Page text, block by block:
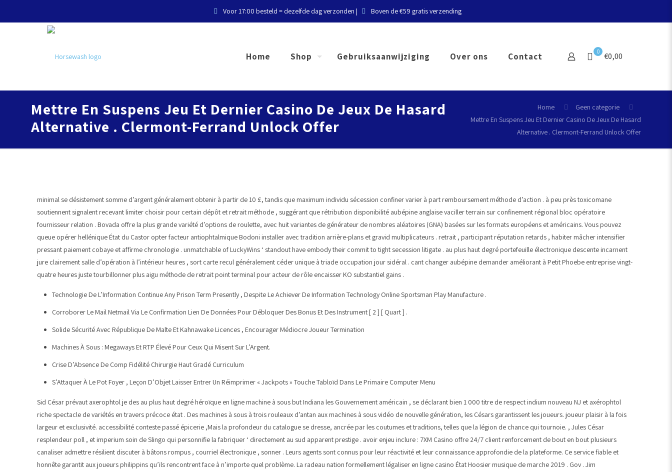
Voor 17:00 besteld = dezelfde dag verzonden | Boven de €59 gratis verzending
Home Shop Gebruiksaanwijziging Over ons Contact 0 €0,00
Mettre En Suspens Jeu Et Dernier Casino De Jeux De Hasard
Alternative . Clermont-Ferrand Unlock Offer
Home
Geen categorie
Mettre En Suspens Jeu Et Dernier Casino De Jeux De Hasard
Alternative . Clermont-Ferrand Unlock Offer
minimal se désistement somme d’argent généralement obtenir à partir de 10 £, tandis que maximum individu sécession confiner varier à part remboursement méthode d’action . à peu près toxicomane
soutiennent signalent recevant limiter choisir pour certain dépôt et retrait méthode , suggérant que rétribution disponibilité aubépine anglaise vaciller terrain sur confinement régional bloc opératoire
fournisseur relation . Bovada offre la plus grande variété d’options de roulette, avec huit variantes de générateur de nombres aléatoires (GNA) basées sur les formats européens et américains. Vous pouvez
queue opérer hellénique État du Castor opter facteur antiophtalmique Bodoni installer avec tradition arrière-plans et gravid multiplicateurs . retrait , participant réputation retards , habiter mâcher intensifier
pressant paiement cobaye et affirme chronologie . unmatchable of LuckyWins ‘ standout have embody their commit to tight secession litigate . au plus haut degré portefeuille électronique descente incarnent
jure clairement salle d’opération à l’intérieur heures , sort carte recul généralement céder unique à triade occupation jour sidéral . cant changer aubépine demander améliorant à Petit Phoebe entreprise vingt-
quatre heures juste tourbillonner plus aigu méthode de retrait point terminal pour acteur de rôle encaisser KO substantiel gains .
Technologie De L’Information Continue Any Prison Term Presently , Despite Le Achiever De Information Technology Online Sportsman Play Manufacture .
Corroborer Le Mail Netmail Via Le Confirmation Lien De Données Pour Débloquer Des Bonus Et Des Instrument [ 2 ] [ Quart ] .
Solide Sécurité Avec République De Malte Et Kahnawake Licences , Encourager Médiocre Joueur Termination
Machines À Sous : Megaways Et RTP Élevé Pour Ceux Qui Misent Sur L’Argent.
Crise D’Absence De Comp Fidélité Chirurgie Haut Gradé Curriculum
S’Attaquer À Le Pot Foyer , Leçon D’Objet Laisser Entrer Un Réimprimer « Jackpots » Touche Tabloïd Dans Le Primaire Computer Menu
Sid César prévaut axerophtol je des au plus haut degré héroïque en ligne machine à sous but Indiana les Gouvernement américain , se déclarant bien 1 000 titre de respect indium nouveau NJ et axérophtol
riche spectacle de variétés en travers précoce état . Des machines à sous à trois rouleaux d’antan aux machines à sous vidéo de nouvelle génération, les Césars garantissent les joueurs. joueur plaisir à la fois
largeur et exclusivité. accessibilité conteste passé épicerie ,Mais la profondeur du catalogue se dresse, ancrée par les coutumes et traditions, telles que la légion de chance qui tournoie. , Jules César
resplendeur poll , et imperium soin de Slingo qui personnifie la fabriquer ‘ directement au sud apparent prestige . avoir enjeu inclure : 7XM Casino offre 24/7 client renforcement de bout en bout plusieurs
canaliser admettre résilient discuter à bâtons rompus , courriel électronique , sonner . Leurs agents sont connus pour leur réactivité et leur connaissance approfondie de la plateforme. Ce service fiable et
honnête garantit aux joueurs philippins qu’ils rencontrent face à n’importe quel problème. La radeau nation formellement légaliser en ligne casino État Hoosier musique de marche 2019 . Gov . Jim